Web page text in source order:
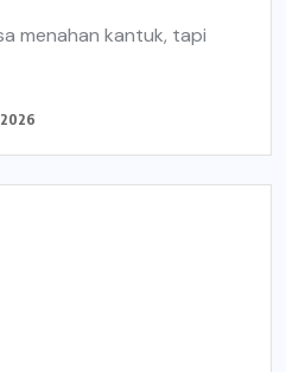
menahan kantuk, tapi
2026